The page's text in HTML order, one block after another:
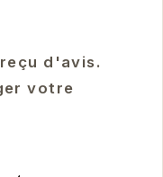
d'avis.
votre